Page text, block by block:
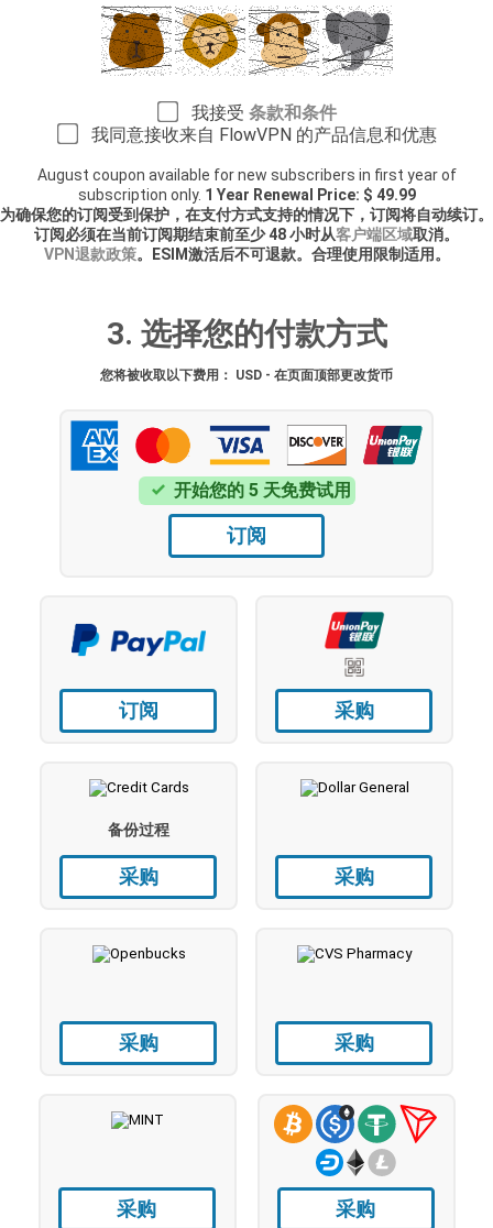
我接受 条款和条件
我同意接收来自 FlowVPN 的产品信息和优惠
August coupon available for new subscribers in first year of
subscription only. 1 Year Renewal Price: $ 49.99
为确保您的订阅受到保护，在支付方式支持的情况下，订阅将自动续订。
订阅必须在当前订阅期结束前至少 48 小时从客户端区域取消。
VPN退款政策。ESIM激活后不可退款。合理使用限制适用。
3. 选择您的付款方式
您将被收取以下费用： USD - 在页面顶部更改货币
开始您的 5 天免费试用
订阅
订阅 采购
备份过程
采购 采购
采购 采购
采购 采购